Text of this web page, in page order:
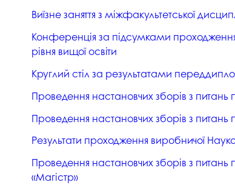
Виїзне заняття з міжфакультетської
Конференція за підсумками проходження
рівня вищої освіти
Круглий стіл за результатами
Проведення настановчих зборів з питань
Проведення настановчих зборів з питань
Результати проходження виробничої
Проведення настановчих зборів з питань
«Магістр»